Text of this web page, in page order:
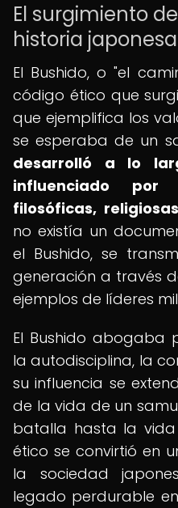
El surgimiento
historia japonesa
El Bushido, o "el
código ético que
que ejemplifica los
se esperaba de un
desarrolló a lo
influenciado por
filosóficas,
no existía un
el Bushido, se
generación a través
ejemplos de líderes
El Bushido abogaba
la autodisciplina, la
su influencia se
de la vida de un
batalla hasta la vida
ético se convirtió en
la sociedad
legado perdurable